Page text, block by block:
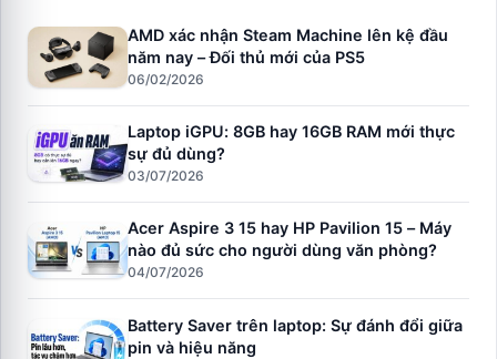
AMD xác nhận Steam Machine lên kệ đầu
năm nay – Đối thủ mới của PS5
06/02/2026
Laptop iGPU: 8GB hay 16GB RAM mới thực
sự đủ dùng?
03/07/2026
Acer Aspire 3 15 hay HP Pavilion 15 – Máy
nào đủ sức cho người dùng văn phòng?
04/07/2026
Battery Saver trên laptop: Sự đánh đổi giữa
pin và hiệu năng